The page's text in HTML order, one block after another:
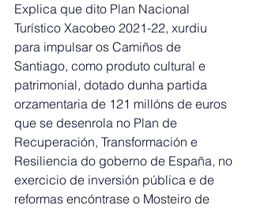
Explica que dito Plan Nacional
Turístico Xacobeo 2021-22, xurdiu
para impulsar os Camiños de
Santiago, como produto cultural e
patrimonial, dotado dunha partida
orzamentaria de 121 millóns de euros
que se desenrola no Plan de
Recuperación, Transformación e
Resiliencia do goberno de España, no
exercicio de inversión pública e de
reformas encóntrase o Mosteiro de